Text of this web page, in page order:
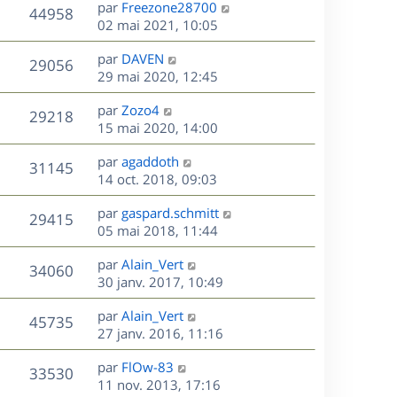
e
n
i
e
r
m
e
s
s
a
g
e
44958V
u
e
s
D
e
r
n
i
e
r
m
e
s
s
a
g
e
par Freezone28700
02 mai 2021, 10:05
29056V
u
e
D
e
r
n
i
e
r
m
e
s
s
a
g
e
par DAVEN
29 mai 2020, 12:45
29218V
u
D
e
r
n
i
e
r
m
e
s
s
a
g
e
par Zozo4
15 mai 2020, 14:00
31145V
u
s
D
e
r
n
i
e
r
m
e
s
s
a
g
e
par agaddoth
14 oct. 2018, 09:03
29415V
u
D
e
r
n
i
e
r
m
e
s
s
par gaspard.schmitt
05 mai 2018, 11:44
34060V
u
s
D
e
r
n
i
e
r
m
par Alain_Vert
30 janv. 2017, 10:49
45735V
u
D
e
r
n
i
par Alain_Vert
27 janv. 2016, 11:16
33530V
D
e
par FlOw-83
11 nov. 2013, 17:16